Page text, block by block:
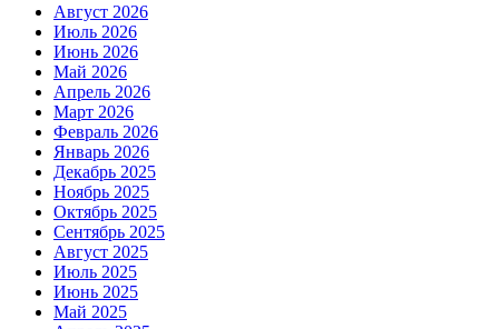
Август 2026
Июль 2026
Июнь 2026
Май 2026
Апрель 2026
Март 2026
Февраль 2026
Январь 2026
Декабрь 2025
Ноябрь 2025
Октябрь 2025
Сентябрь 2025
Август 2025
Июль 2025
Июнь 2025
Май 2025